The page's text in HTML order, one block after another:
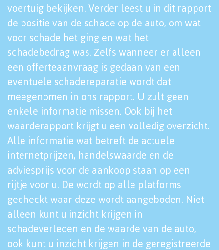
voertuig bekijken. Verder leest u in dit rapport
de positie van de schade op de auto, om wat
voor schade het ging en wat het
schadebedrag was. Zelfs wanneer er alleen
een offerteaanvraag is gedaan van een
eventuele schadereparatie wordt dat
meegenomen in ons rapport. U zult geen
enkele informatie missen. Ook bij het
waarderapport krijgt u een volledig overzicht.
Alle informatie wat betreft de actuele
internetprijzen, handelswaarde en de
adviesprijs voor de aankoop staan op een
rijtje voor u. De wordt op alle platforms
gecheckt waar deze wordt aangeboden. Niet
alleen kunt u inzicht krijgen in
schadeverleden en de waarde van de auto,
ook kunt u inzicht krijgen in de geregistreerde